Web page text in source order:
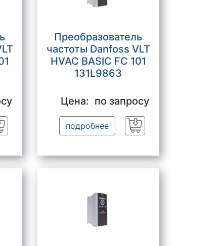
Преобразователь
частоты Danfoss VLT
HVAC BASIC FC 101
131L9863
Цена: по запросу
подробнее
Заказать